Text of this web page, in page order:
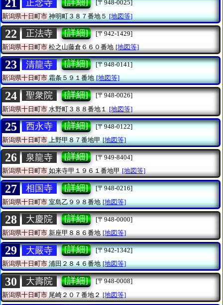
21 正念寺
[〒948-0025]
新潟県十日町市神明町３８７番地５ [地図等]
22 正法寺 [詳細]
[〒942-1429]
新潟県十日町市 松之山藤倉６６０番地 [地図等]
23 清龍寺 [詳細]
[〒948-0141]
新潟県十日町市霜条５９１番地 [地図等]
24 聖衆院 [詳細]
[〒948-0026]
新潟県十日町市 水野町３８８番地１ [地図等]
25 西永寺 [詳細]
[〒948-0122]
新潟県十日町市上野甲８７番地甲 [地図等]
26 泉龍寺 [詳細]
[〒949-8404]
新潟県十日町市如来寺甲１９６１番地甲 [地図等]
27 相国寺 [詳細]
[〒948-0216]
新潟県十日町市室島乙９９８番地 [地図等]
28 大慶院 [詳細]
[〒948-0000]
新潟県十日町市 新座甲８８６番地 [地図等]
29 大嚴寺 [詳細]
[〒942-1342]
新潟県十日町市浦田２８４６番地 [地図等]
30 大壽院 [詳細]
[〒948-0008]
新潟県十日町市 尾崎２０７番地２ [地図等]